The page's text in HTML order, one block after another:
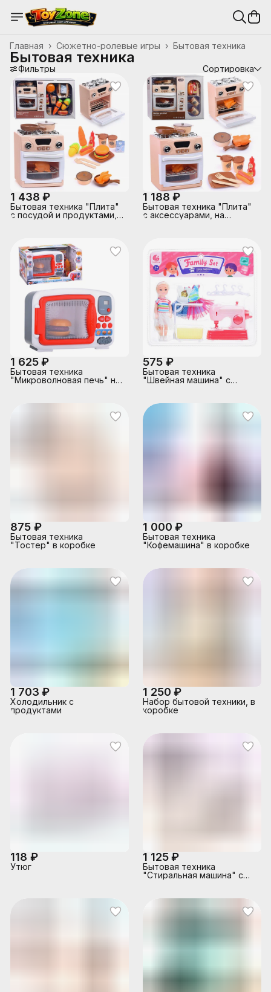
Бытовая техника
Сюжетно-ролевые игры ›
Главная ›
Бытовая техника
Фильтры Сортировка
1 438 ₽
Бытовая техника "Плита"
с посудой и продуктами, в
1 188 ₽
Бытовая техника "Плита"
с аксессуарами, на
1 625 ₽
Бытовая техника
"Микроволновая печь" на
575 ₽
Бытовая техника
"Швейная машина" с
875 ₽
Бытовая техника
"Тостер" в коробке
1 000 ₽
Бытовая техника
"Кофемашина" в коробке
1 703 ₽
Холодильник с
продуктами
1 250 ₽
Набор бытовой техники, в
коробке
118 ₽
Утюг
1 125 ₽
Бытовая техника
"Стиральная машина" с